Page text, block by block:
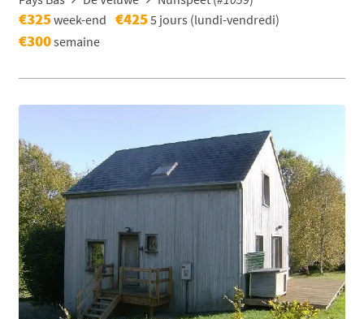
€325week-end €4255 jours (lundi-vendredi)
€300semaine